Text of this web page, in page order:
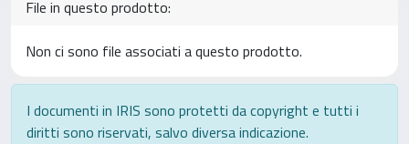
File in questo prodotto:
Non ci sono file associati a questo prodotto.
I documenti in IRIS sono protetti da copyright e tutti i
diritti sono riservati, salvo diversa indicazione.